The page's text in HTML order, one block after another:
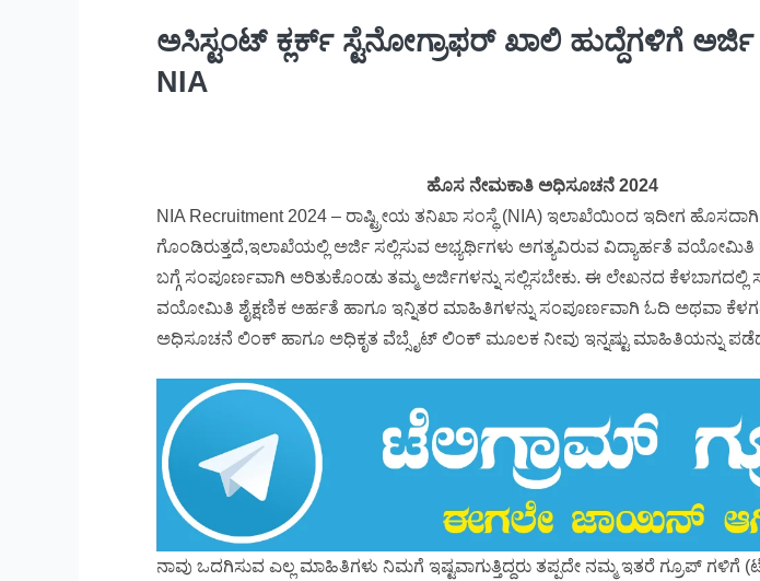
ಅಸಿಸ್ಟಂಟ್ ಕ್ಲರ್ಕ್ ಸ್ಟೆನೋಗ್ರಾಫರ್ ಖಾಲಿ ಹುದ್ದೆಗಳಿಗೆ ಅರ್ಜಿ
NIA
ಹೊಸ ನೇಮಕಾತಿ ಅಧಿಸೂಚನೆ 2024
NIA Recruitment 2024 – ರಾಷ್ಟ್ರೀಯ ತನಿಖಾ ಸಂಸ್ಥೆ (NIA) ಇಲಾಖೆಯಿಂದ ಇದೀಗ
ಗೊಂಡಿರುತ್ತದೆ,ಇಲಾಖೆಯಲ್ಲಿ ಅರ್ಜಿ ಸಲ್ಲಿಸುವ ಅಭ್ಯರ್ಥಿಗಳು ಅಗತ್ಯವಿರುವ ವಿದ್ಯಾರ್ಹತೆ
ಬಗ್ಗೆ ಸಂಪೂರ್ಣವಾಗಿ ಅರಿತುಕೊಂಡು ತಮ್ಮ ಅರ್ಜಿಗಳನ್ನು ಸಲ್ಲಿಸಬೇಕು. ಈ ಲೇಖನದ ಕೆಳಬಾಗದಲ್ಲಿ
ವಯೋಮಿತಿ ಶೈಕ್ಷಣಿಕ ಅರ್ಹತೆ ಹಾಗೂ ಇನ್ನಿತರ ಮಾಹಿತಿಗಳನ್ನು ಸಂಪೂರ್ಣವಾಗಿ ಓದಿ ಅಥವಾ
ಅಧಿಸೂಚನೆ ಲಿಂಕ್ ಹಾಗೂ ಅಧಿಕೃತ ವೆಬ್ಸೈಟ್ ಲಿಂಕ್ ಮೂಲಕ ನೀವು ಇನ್ನಷ್ಟು ಮಾಹಿತಿಯನ್ನು
ನಾವು ಒದಗಿಸುವ ಎಲ್ಲ ಮಾಹಿತಿಗಳು ನಿಮಗೆ ಇಷ್ಟವಾಗುತ್ತಿದ್ದರು ತಪ್ಪದೇ ನಮ್ಮ ಇತರೆ ಗ್ರೂಪ್ ಗಳಿಗೆ